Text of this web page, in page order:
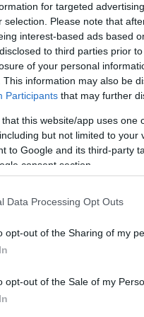
for targeted
selection. Please note that
interest-based ads based
to third parties prior
of your personal
This information may also be
Participants that may further
that this website/app uses
but not limited to
to Google and its third-party
consent section.
Data Processing Opt Outs
opt-out of the Sharing of my
opt-out of the Sale of my
Orbán Viktor
a